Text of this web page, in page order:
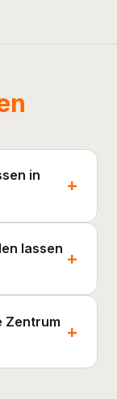
in
lassen
Zentrum